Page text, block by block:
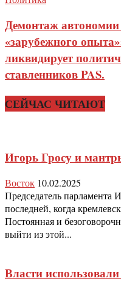
Демонтаж
«зарубежного
ликвидирует
ставленников PAS.
СЕЙЧАС ЧИТАЮТ
Игорь Гросу и
Восток 10.02.2025
Председатель парламента
последней, когда
Постоянная и
выйти из этой...
Власти